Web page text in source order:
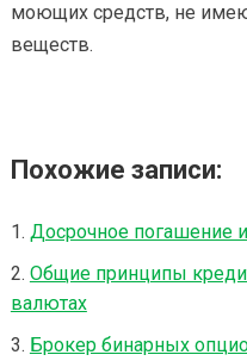
моющих средств, не
веществ.
Похожие записи:
Досрочное погашение
Общие принципы
валютах
Брокер бинарных